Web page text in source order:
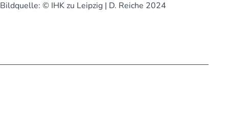
Bildquelle: © IHK zu Leipzig | D. Reiche 2024